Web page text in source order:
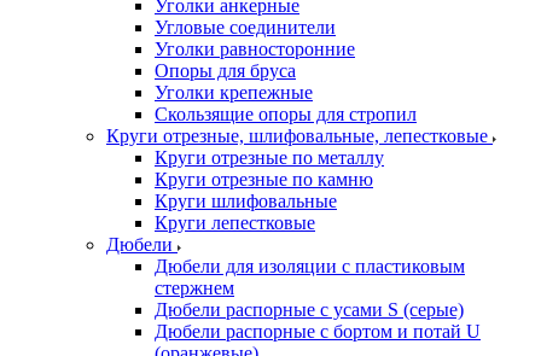
Уголки анкерные
Угловые соединители
Уголки равносторонние
Опоры для бруса
Уголки крепежные
Скользящие опоры для стропил
Круги отрезные, шлифовальные, лепестковые
Круги отрезные по металлу
Круги отрезные по камню
Круги шлифовальные
Круги лепестковые
Дюбели
Дюбели для изоляции с пластиковым
стержнем
Дюбели распорные с усами S (серые)
Дюбели распорные c бортом и потай U